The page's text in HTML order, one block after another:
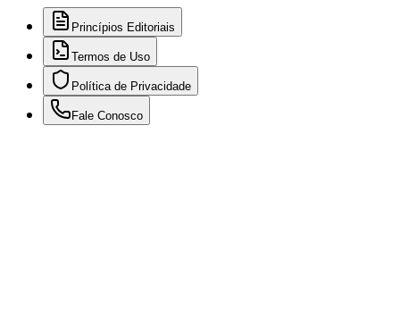
Princípios Editoriais
Termos de Uso
Política de Privacidade
Fale Conosco